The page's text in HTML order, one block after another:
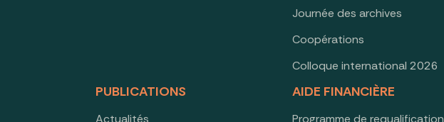
Journée des archives
Coopérations
Colloque international 2026
PUBLICATIONS
Actualités
AIDE FINANCIÈRE
Programme de requalification